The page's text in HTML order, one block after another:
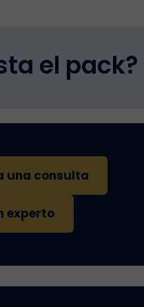
el pack?
una consulta
experto